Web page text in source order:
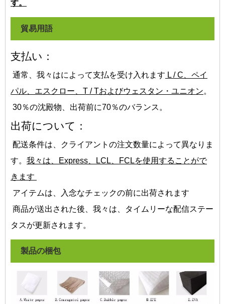
す。
貿易用語
支払い：
通常、我々はによって支払を受け入れます L / C、ペイ
パル、エスクロー、T / Tおよびウェスタン・ユニオン。
30％の沈殿物、出荷前に70％のバランス。
出荷について：
配送条件は、クライアントの注文数量によって異なりま
す。 我々は、Express、LCL、FCLを使用することがで
きます
アイテムは、入念なチェックの前に出荷されます
商品が送出された後、我々は、タイムリーな配信ステー
タスが更新されます。
製品の梱包